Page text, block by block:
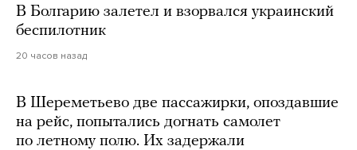
В Болгарию залетел и взорвался украинский
беспилотник
20 часов назад
В Шереметьево две пассажирки, опоздавшие
на рейс, попытались догнать самолет
по летному полю. Их задержали